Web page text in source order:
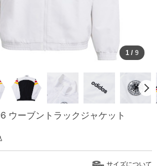
1 / 9
ウーブントラックジャケット
サイズについて